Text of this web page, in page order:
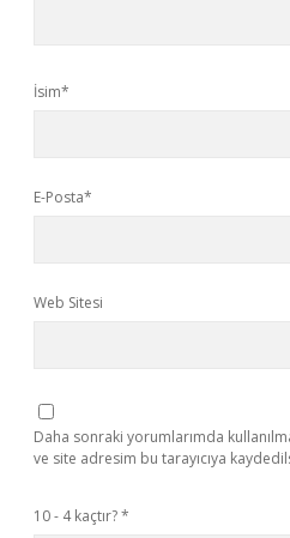
İsim*
E-Posta*
Web Sitesi
Daha sonraki yorumlarımda
ve site adresim bu tarayıcıya
10 - 4 kaçtır?*